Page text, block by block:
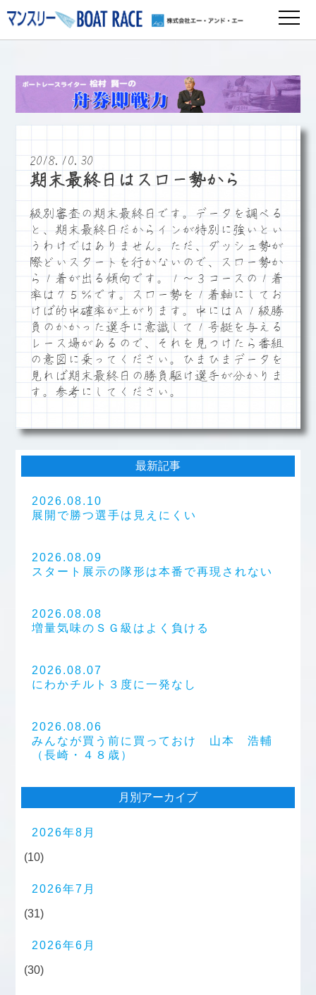
2018.10.30
期末最終日はスロー勢から
級別審査の期末最終日です。データを調べる
と、期末最終日だからインが特別に強いとい
うわけではありません。ただ、ダッシュ勢が
際どいスタートを行かないので、スロー勢か
ら１着が出る傾向です。１～３コースの１着
率は７５％です。スロー勢を１着軸にしてお
けば的中確率が上がります。中にはＡ１級勝
負のかかった選手に意識して１号艇を与える
レース場があるので、それを見つけたら番組
の意図に乗ってください。ひまひまデータを
見れば期末最終日の勝負駆け選手が分かりま
す。参考にしてください。
最新記事
2026.08.10
展開で勝つ選手は見えにくい
2026.08.09
スタート展示の隊形は本番で再現されない
2026.08.08
増量気味のＳＧ級はよく負ける
2026.08.07
にわかチルト３度に一発なし
2026.08.06
みんなが買う前に買っておけ 山本 浩輔
（長崎・４８歳）
月別アーカイブ
2026年8月
(10)
2026年7月
(31)
2026年6月
(30)